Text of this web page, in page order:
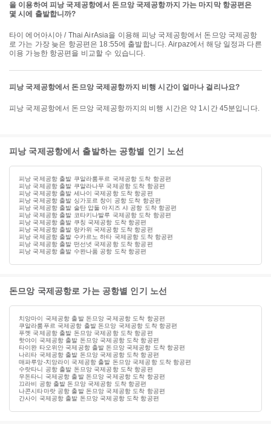
을 이용하여 피낭 국제공항에서 돈므앙 국제공항까지 가는 마지막 항공편은
몇 시에 출발합니까?
타이 에어아시아 / Thai AirAsia을 이용해 피낭 국제공항에서 돈므앙 국제공항
로 가는 가장 늦은 항공편은 18:55에 출발합니다. Airpaz에서 해당 일정과 다른
이용 가능한 항공편을 비교할 수 있습니다.
피낭 국제공항에서 돈므앙 국제공항까지 비행 시간이 얼마나 걸리나요?
피낭 국제공항에서 돈므앙 국제공항까지의 비행 시간은 약 1시간 45분입니다.
피낭 국제공항에서 출발하는 공항별 인기 노선
피낭 국제공항 출발 쿠알라룸푸르 국제공항 도착 항공편
피낭 국제공항 출발 쿠알라나무 국제공항 도착 항공편
피낭 국제공항 출발 세나이 국제공항 도착 항공편
피낭 국제공항 출발 싱가포르 창이 공항 도착 항공편
피낭 국제공항 출발 술탄 압둘 아지즈 샤 공항 도착 항공편
피낭 국제공항 출발 코타키나발루 국제공항 도착 항공편
피낭 국제공항 출발 쿠칭 국제공항 도착 항공편
피낭 국제공항 출발 랑카위 국제공항 도착 항공편
피낭 국제공항 출발 수카르노 하타 국제공항 도착 항공편
피낭 국제공항 출발 떤선녓 국제공항 도착 항공편
피낭 국제공항 출발 수완나품 공항 도착 항공편
돈므앙 국제공항로 가는 공항별 인기 노선
치앙마이 국제공항 출발 돈므앙 국제공항 도착 항공편
쿠알라룸푸르 국제공항 출발 돈므앙 국제공항 도착 항공편
푸껫 국제공항 출발 돈므앙 국제공항 도착 항공편
핫야이 국제공항 출발 돈므앙 국제공항 도착 항공편
타이완 타오위안 국제공항 출발 돈므앙 국제공항 도착 항공편
나리타 국제공항 출발 돈므앙 국제공항 도착 항공편
매파루앙-치앙라이 국제공항 출발 돈므앙 국제공항 도착 항공편
수랏타니 공항 출발 돈므앙 국제공항 도착 항공편
우돈타니 국제공항 출발 돈므앙 국제공항 도착 항공편
끄라비 공항 출발 돈므앙 국제공항 도착 항공편
나콘시타마랏 공항 출발 돈므앙 국제공항 도착 항공편
간사이 국제공항 출발 돈므앙 국제공항 도착 항공편